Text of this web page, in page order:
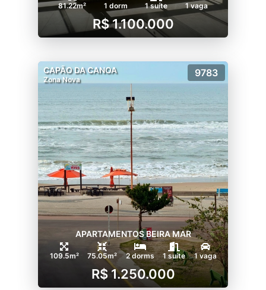
81.22m² 1 dorm 1 suíte 1 vaga
R$ 1.100.000
CAPÃO DA CANOA
Zona Nova
9783
APARTAMENTOS BEIRA MAR
109.5m² 75.05m² 2 dorms 1 suíte 1 vaga
R$ 1.250.000